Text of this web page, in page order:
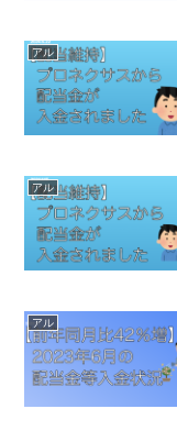
アル
アル
アル